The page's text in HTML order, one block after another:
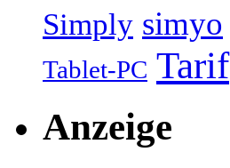
Simply simyo
Tablet-PC Tarif
Anzeige